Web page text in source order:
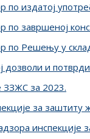
по издатој
по завршеној
по Решењу у
дозволи и
ЗЗЖС за 2023.
за заштиту
инспекције